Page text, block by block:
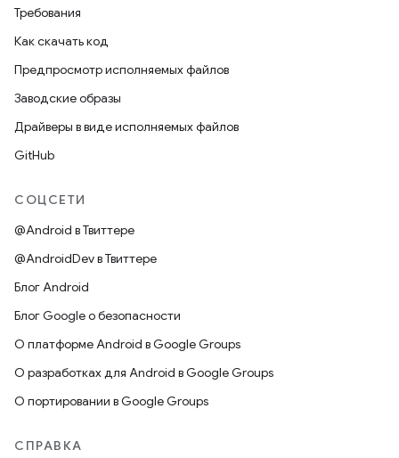
Требования
Как скачать код
Предпросмотр исполняемых файлов
Заводские образы
Драйверы в виде исполняемых файлов
GitHub
СОЦСЕТИ
@Android в Твиттере
@AndroidDev в Твиттере
Блог Android
Блог Google о безопасности
О платформе Android в Google Groups
О разработках для Android в Google Groups
О портировании в Google Groups
СПРАВКА